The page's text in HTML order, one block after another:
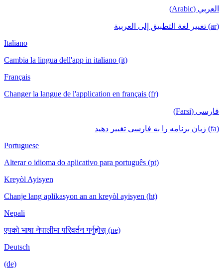
العربي (Arabic)
(ar) تغيير لغة التطبيق إلى العربية
Italiano
Cambia la lingua dell'app in italiano (it)
Français
Changer la langue de l'application en français (fr)
فارسی (Farsi)
(fa) زبان برنامه را به فارسی تغییر دهید
Portuguese
Alterar o idioma do aplicativo para português (pt)
Kreyòl Ayisyen
Chanje lang aplikasyon an an kreyòl ayisyen (ht)
Nepali
एपको भाषा नेपालीमा परिवर्तन गर्नुहोस् (ne)
Deutsch
(de)